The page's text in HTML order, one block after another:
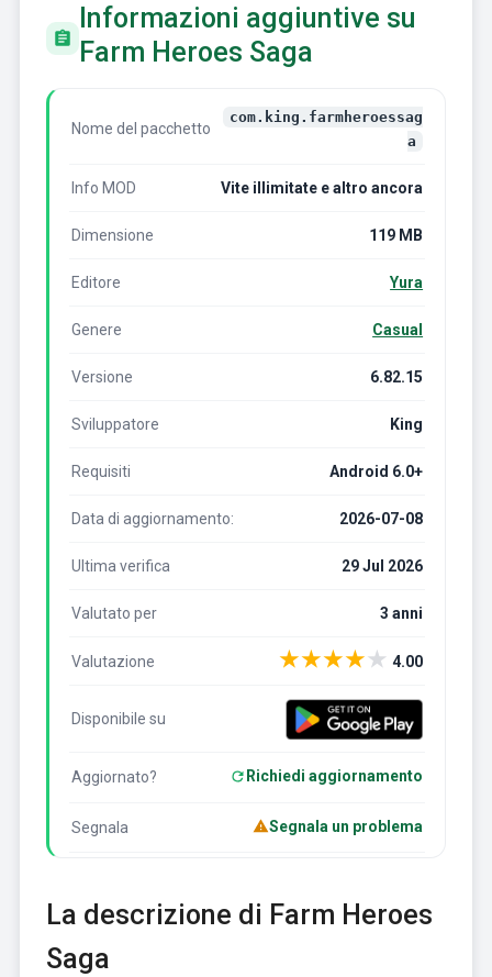
Informazioni aggiuntive su
Farm Heroes Saga
Nome del pacchetto
com.king.farmheroessag
a
Info MOD Vite illimitate e altro ancora
Dimensione 119 MB
Editore Yura
Genere Casual
Versione 6.82.15
Sviluppatore King
Requisiti Android 6.0+
Data di aggiornamento: 2026-07-08
Ultima verifica 29 Jul 2026
Valutato per 3 anni
Valutazione ★★★★★ 4.00
Disponibile su
Aggiornato? Richiedi aggiornamento
Segnala Segnala un problema
La descrizione di Farm Heroes
Saga